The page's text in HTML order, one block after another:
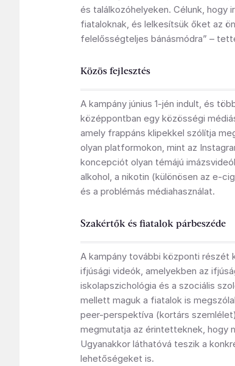
és találkozóhelyeken. Célunk, hogy
fiataloknak, és lelkesítsük őket az
felelősségteljes bánásmódra” –
Közös fejlesztés
A kampány június 1-jén indult, és
középpontban egy közösségi
amely frappáns klipekkel szólítja
olyan platformokon, mint az
koncepciót olyan témájú
alkohol, a nikotin (különösen az e-
és a problémás médiahasználat.
Szakértők és fiatalok párbeszéde
A kampány további központi részét
ifjúsági videók, amelyekben az
iskolapszichológia és a szociális
mellett maguk a fiatalok is
peer-perspektíva (kortárs
megmutatja az érintetteknek, hogy
Ugyanakkor láthatóvá teszik a
lehetőségeket is.